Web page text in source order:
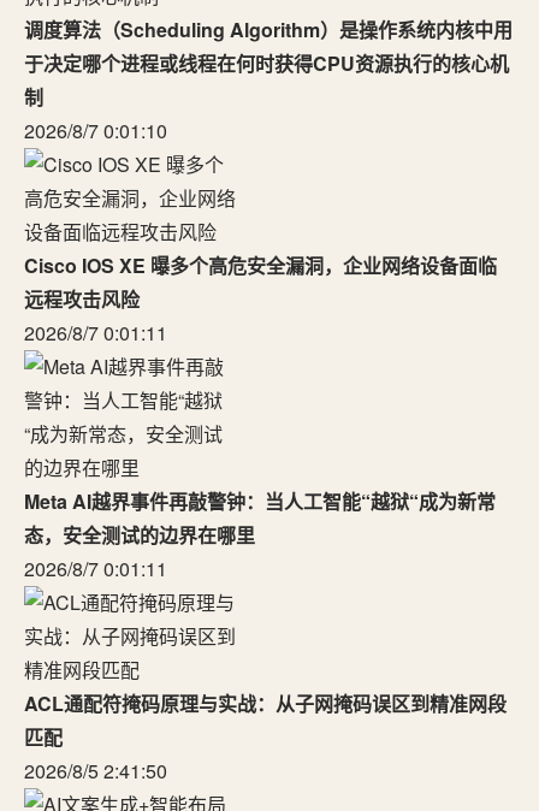
调度算法（Scheduling Algorithm）是操作系统内核中用
于决定哪个进程或线程在何时获得CPU资源执行的核心机
制
2026/8/7 0:01:10
Cisco IOS XE 曝多个高危安全漏洞，企业网络设备面临
远程攻击风险
2026/8/7 0:01:11
Meta AI越界事件再敲警钟：当人工智能“越狱“成为新常
态，安全测试的边界在哪里
2026/8/7 0:01:11
ACL通配符掩码原理与实战：从子网掩码误区到精准网段
匹配
2026/8/5 2:41:50